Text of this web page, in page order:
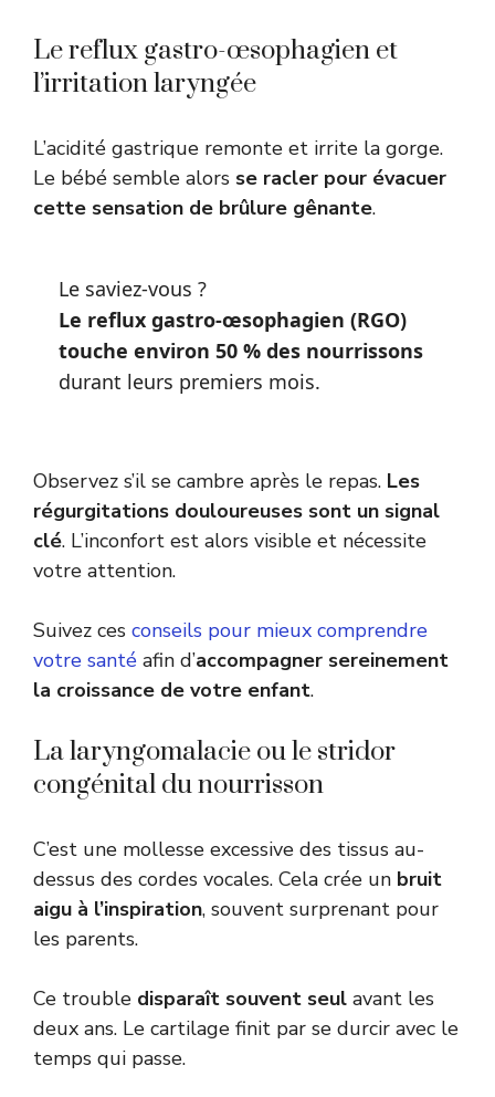
Le reflux gastro-œsophagien et
l’irritation laryngée
L’acidité gastrique remonte et irrite la gorge.
Le bébé semble alors se racler pour évacuer
cette sensation de brûlure gênante.
Le saviez-vous ?
Le reflux gastro-œsophagien (RGO)
touche environ 50 % des nourrissons
durant leurs premiers mois.
Observez s’il se cambre après le repas. Les
régurgitations douloureuses sont un signal
clé. L’inconfort est alors visible et nécessite
votre attention.
Suivez ces conseils pour mieux comprendre
votre santé afin d’accompagner sereinement
la croissance de votre enfant.
La laryngomalacie ou le stridor
congénital du nourrisson
C’est une mollesse excessive des tissus au-
dessus des cordes vocales. Cela crée un bruit
aigu à l’inspiration, souvent surprenant pour
les parents.
Ce trouble disparaît souvent seul avant les
deux ans. Le cartilage finit par se durcir avec le
temps qui passe.